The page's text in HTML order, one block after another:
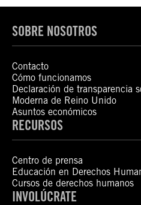
SOBRE NOSOTROS
Contacto
Cómo funcionamos
Declaración de transparencia
Moderna de Reino Unido
Asuntos económicos
RECURSOS
Centro de prensa
Educación en Derechos
Cursos de derechos humanos
INVOLÚCRATE